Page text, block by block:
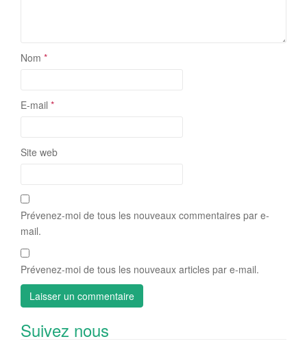
Nom *
E-mail *
Site web
Prévenez-moi de tous les nouveaux commentaires par e-
mail.
Prévenez-moi de tous les nouveaux articles par e-mail.
Suivez nous